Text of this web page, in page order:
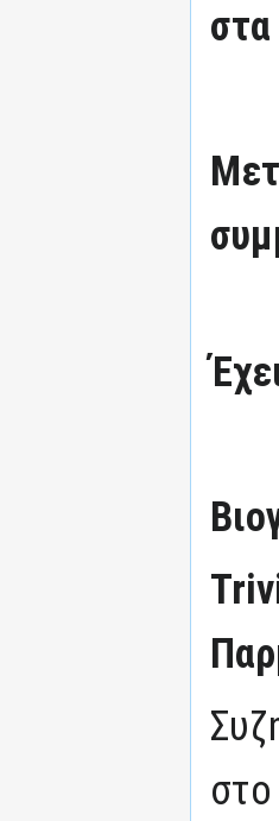
στο